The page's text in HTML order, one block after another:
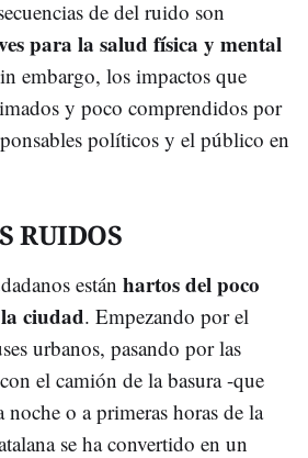
de del ruido son
para la salud física y mental
embargo, los impactos que
y poco comprendidos por
políticos y el público en
RUIDOS
están hartos del poco
ciudad. Empezando por el
urbanos, pasando por las
el camión de la basura -que
noche o a primeras horas de la
se ha convertido en un